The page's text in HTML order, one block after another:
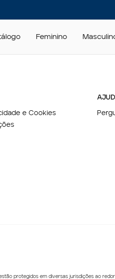
Feminino
e Cookies
protegidos em diversas jurisdições ao